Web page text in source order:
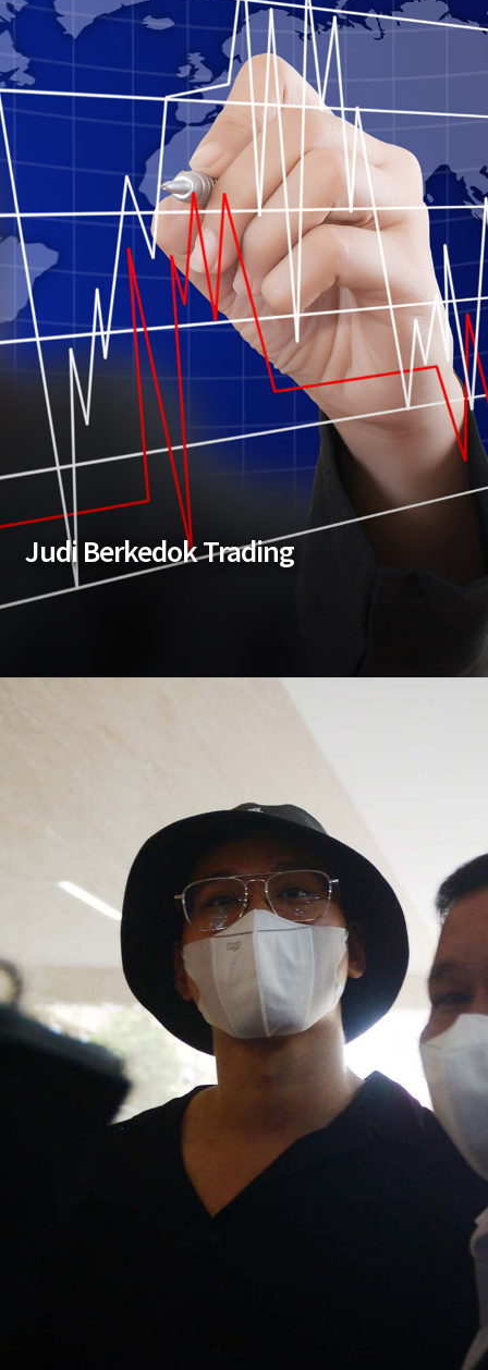
Judi Berkedok Trading